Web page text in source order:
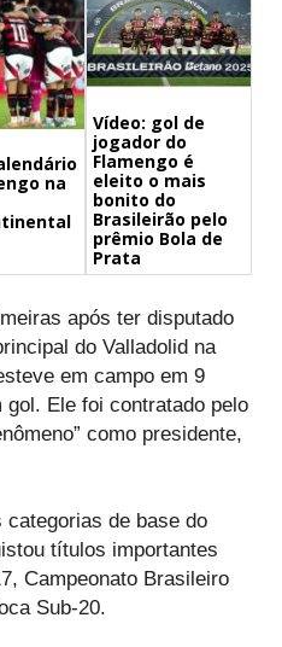
na
Vídeo: gol de
jogador do
Flamengo é
eleito o mais
bonito do
Brasileirão pelo
prêmio Bola de
Prata
após ter disputado
do Valladolid na
em campo em 9
Ele foi contratado pelo
como presidente,
de base do
títulos importantes
Campeonato Brasileiro
Sub-20.